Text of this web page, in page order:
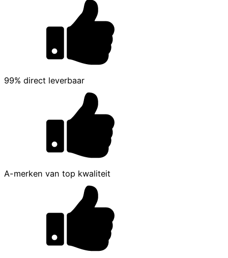
99% direct leverbaar
A-merken van top kwaliteit